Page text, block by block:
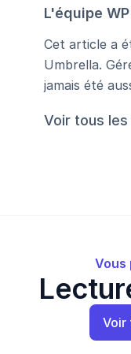
L'équipe
Cet article a
Umbrella.
jamais été
Voir tous
Vous
Voir